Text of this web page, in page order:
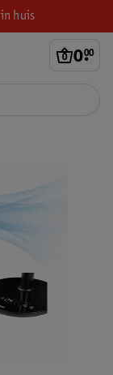
huis
0.
00